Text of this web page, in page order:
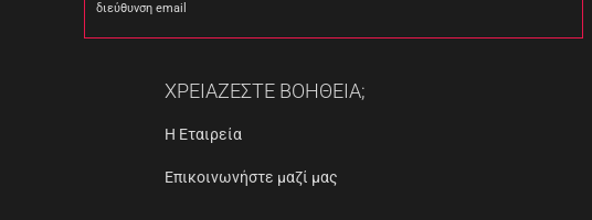
διεύθυνση email
ΧΡΕΙΑΖΕΣΤΕ ΒΟΗΘΕΙΑ;
Η Εταιρεία
Επικοινωνήστε μαζί μας